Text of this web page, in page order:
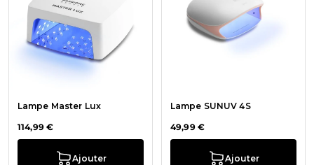
Lampe Master Lux
114,99 €
Ajouter
Lampe SUNUV 4S
49,99 €
Ajouter